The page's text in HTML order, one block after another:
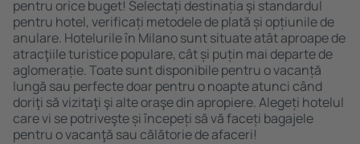
pentru orice buget! Selectați destinația şi standardul
pentru hotel, verificați metodele de plată și opțiunile de
anulare. Hotelurile în Milano sunt situate atât aproape de
atracţiile turistice populare, cât și puțin mai departe de
aglomerație. Toate sunt disponibile pentru o vacanță
lungă sau perfecte doar pentru o noapte atunci când
doriţi să vizitaţi şi alte oraşe din apropiere. Alegeți hotelul
care vi se potriveşte și începeți să vă faceți bagajele
pentru o vacanţă sau călătorie de afaceri!